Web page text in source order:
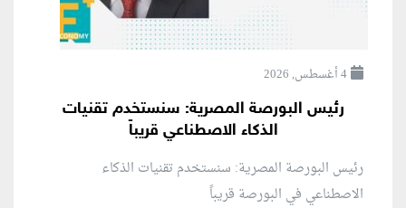
4 أغسطس, 2026
رئيس البورصة المصرية: سنستخدم تقنيات
الذكاء الاصطناعي قريباً
رئيس البورصة المصرية: سنستخدم تقنيات الذكاء
الاصطناعي في البورصة قريباً